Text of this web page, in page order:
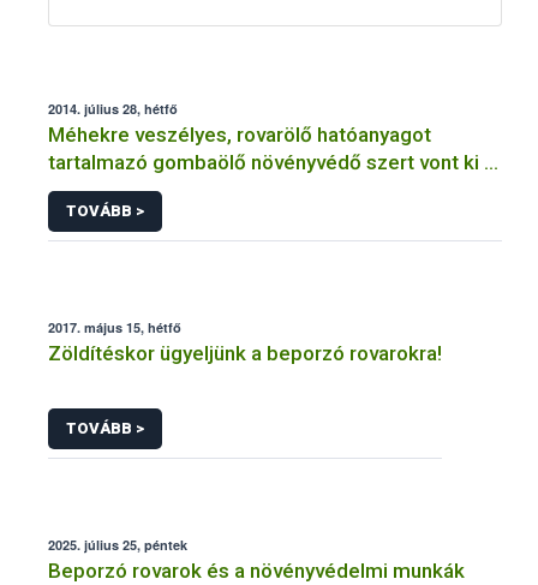
2014. július 28, hétfő
Méhekre veszélyes, rovarölő hatóanyagot
tartalmazó gombaölő növényvédő szert vont ki a
forgalomból a NÉBIH
TOVÁBB >
2017. május 15, hétfő
Zöldítéskor ügyeljünk a beporzó rovarokra!
TOVÁBB >
2025. július 25, péntek
Beporzó rovarok és a növényvédelmi munkák